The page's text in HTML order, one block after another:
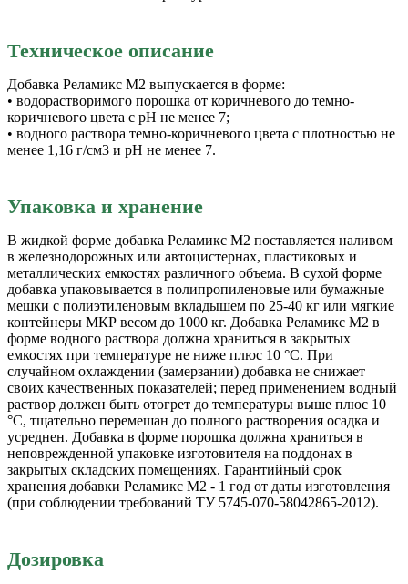
Техническое описание
Добавка Реламикс М2 выпускается в форме:
• водорастворимого порошка от коричневого до темно-
коричневого цвета с рН не менее 7;
• водного раствора темно-коричневого цвета с плотностью не
менее 1,16 г/см3 и рН не менее 7.
Упаковка и хранение
В жидкой форме добавка Реламикс М2 поставляется наливом
в железнодорожных или автоцистернах, пластиковых и
металлических емкостях различного объема. В сухой форме
добавка упаковывается в полипропиленовые или бумажные
мешки с полиэтиленовым вкладышем по 25-40 кг или мягкие
контейнеры МКР весом до 1000 кг. Добавка Реламикс М2 в
форме водного раствора должна храниться в закрытых
емкостях при температуре не ниже плюс 10 °С. При
случайном охлаждении (замерзании) добавка не снижает
своих качественных показателей; перед применением водный
раствор должен быть отогрет до температуры выше плюс 10
°С, тщательно перемешан до полного растворения осадка и
усреднен. Добавка в форме порошка должна храниться в
неповрежденной упаковке изготовителя на поддонах в
закрытых складских помещениях. Гарантийный срок
хранения добавки Реламикс М2 - 1 год от даты изготовления
(при соблюдении требований ТУ 5745-0­70-58042865-2012).
Дозировка